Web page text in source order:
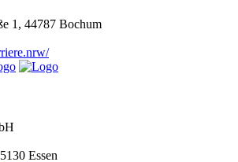
1, 44787 Bochum
Essen